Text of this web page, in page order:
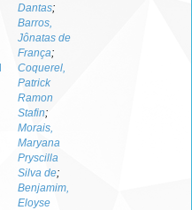
Dantas;
Barros,
Jônatas de
França;
Coquerel,
Patrick
Ramon
Stafin;
Morais,
Maryana
Pryscilla
Silva de;
Benjamim,
Eloyse